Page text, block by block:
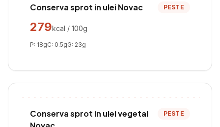
Conserva sprot in ulei Novac PESTE
279kcal / 100g
P: 18gC: 0.5gG: 23g
Conserva sprot in ulei vegetal
PESTE